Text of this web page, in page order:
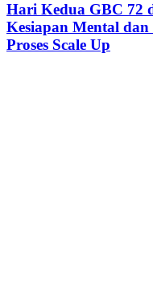
Hari Kedua GBC 72
Kesiapan Mental
Proses Scale Up